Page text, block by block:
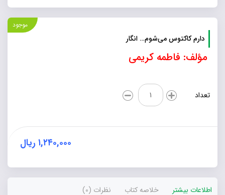
موجود
دارم کاکتوس می‌شوم… انگار
مؤلف: فاطمه کریمی
تعداد
دارم
کاکتوس
می‌شوم...
عدد
۱,۲۴۰,۰۰۰ ریال
اطلاعات بیشتر خلاصه کتاب نظرات (0)